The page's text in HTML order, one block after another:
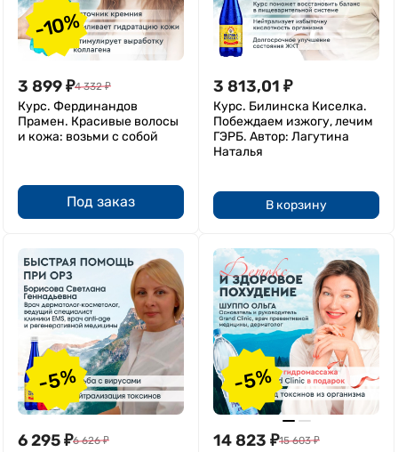
-10%
3 899₽4 332 ₽
Курс. Фердинандов
Прамен. Красивые волосы
и кожа: возьми с собой
Под заказ
3 813,01 ₽
Курс. Билинска Киселка.
Побеждаем изжогу, лечим
ГЭРБ. Автор: Лагутина
Наталья
В корзину
-5%
6 295₽6 626 ₽
-5%
14 823 ₽15 603 ₽